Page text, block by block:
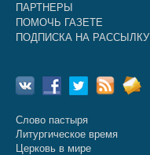
ПАРТНЕРЫ
ПОМОЧЬ ГАЗЕТЕ
ПОДПИСКА НА РАССЫЛКУ
Слово пастыря
Литургическое время
Церковь в мире